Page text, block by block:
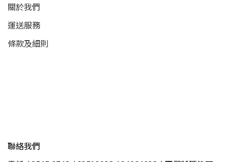
關於我們
運送服務
條款及細則
聯絡我們